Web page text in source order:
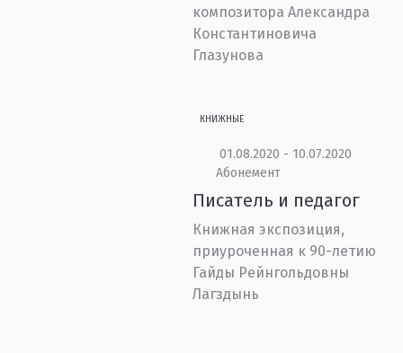
композитора Александра
Константиновича
Глазунова
КНИЖНЫЕ
01.08.2020 - 10.07.2020
Абонемент
Писатель и педагог
Книжная экспозиция,
приуроченная к 90-летию
Гайды Рейнгольдовны
Лагздынь